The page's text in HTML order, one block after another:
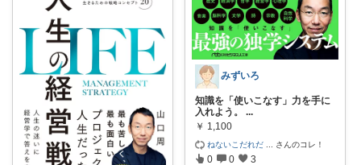
みずいろ
知識を「使いこなす」力を手に
入れよう。 ...
￥ 1,100
ねないこだれだ さんのコレ！
0 0 3